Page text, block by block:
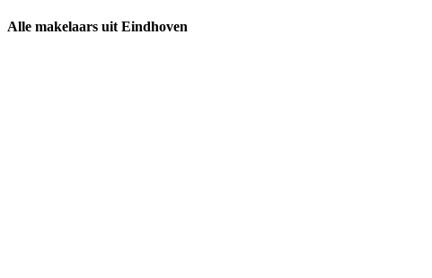
Alle makelaars uit Eindhoven